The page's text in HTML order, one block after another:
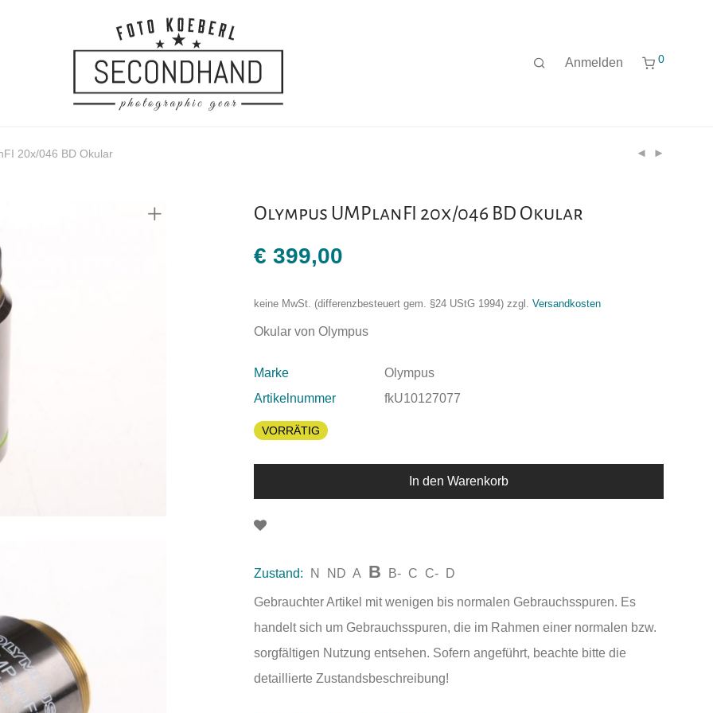
Anmelden 0
20x/046 BD Okular
Olympus UMPlanFI 20x/046 BD Okular
€ 399,00
keine MwSt. (differenzbesteuert gem. §24 UStG 1994) zzgl. Versandkosten
Okular von Olympus
Marke
Olympus
Artikelnummer
fkU10127077
VORRÄTIG
In den Warenkorb
Zustand: N ND A B B- C C- D
Gebrauchter Artikel mit wenigen bis normalen Gebrauchsspuren. Es
handelt sich um Gebrauchsspuren, die im Rahmen einer normalen bzw.
sorgfältigen Nutzung entsehen. Sofern angeführt, beachte bitte die
detaillierte Zustandsbeschreibung!